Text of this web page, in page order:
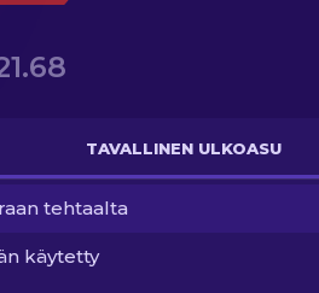
TAVALLINEN ULKOASU
tehtaalta
käytetty